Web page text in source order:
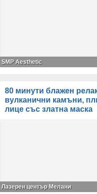
SMP Aesthetic
80 минути блажен
вулканични камъни,
лице със златна маска
Лазерен център Мелани